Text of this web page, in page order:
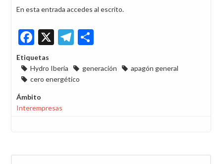
En esta entrada accedes al escrito.
Facebook
X Telegram
Etiquetas
Hydro Iberia
generación
apagón general
cero energético
Ámbito
Interempresas